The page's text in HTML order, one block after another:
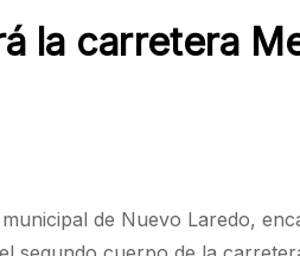
la carretera
de Nuevo Laredo,